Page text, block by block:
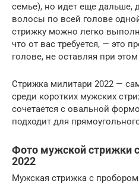
семье), но идет еще дальше,
волосы по всей голове
стрижку можно легко
что от вас требуется, — это
голове, не оставляя при
Стрижка милитари 2022 —
среди коротких мужских
сочетается с овальной
подходит для
Фото мужской стрижки
2022
Мужская стрижка с